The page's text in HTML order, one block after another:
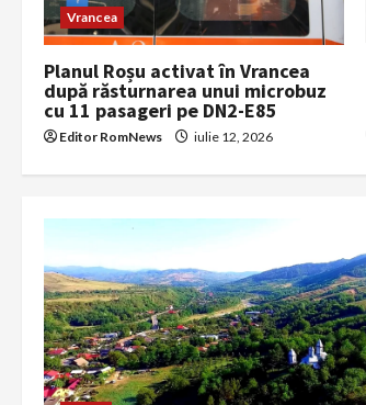
a
t
i
n
Vrancea
Planul Roșu activat în Vrancea
după răsturnarea unui microbuz
cu 11 pasageri pe DN2-E85
Editor RomNews iulie 12, 2026